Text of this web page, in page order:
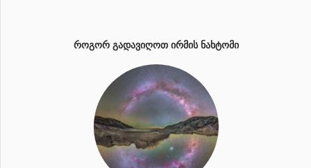
ᲠᲝᲒᲝᲠ ᲒᲐᲓᲐᲕᲘᲦᲝᲗ ᲘᲠᲛᲘᲡ ᲜᲐᲮᲢᲝᲛᲘ